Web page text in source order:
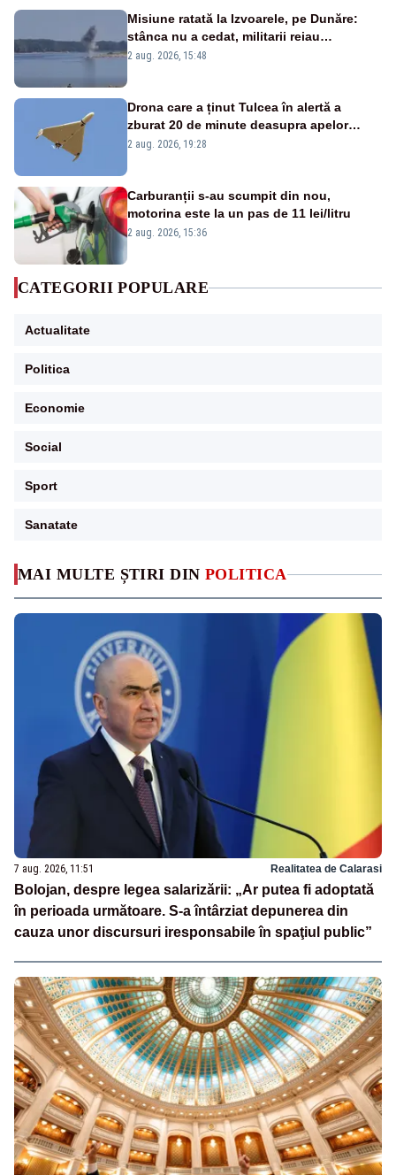
MAI MULTE ȘTIRI DIN POLITICA
7 aug. 2026, 11:51 Realitatea de Calarasi
Bolojan, despre legea salarizării: „Ar putea fi adoptată
în perioada următoare. S-a întârziat depunerea din
cauza unor discursuri iresponsabile în spaţiul public”
Misiune ratată la Izvoarele, pe Dunăre:
stânca nu a cedat, militarii reiau
detonările luni – VIDEO
2 aug. 2026, 15:48
Drona care a ținut Tulcea în alertă a
zburat 20 de minute deasupra apelor
României. Au fost ridicate două F-16
2 aug. 2026, 19:28
Carburanții s-au scumpit din nou,
motorina este la un pas de 11 lei/litru
2 aug. 2026, 15:36
CATEGORII POPULARE
Actualitate
Politica
Economie
Social
Sport
Sanatate